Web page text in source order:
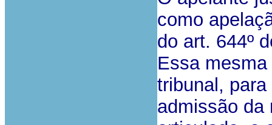
como
do art. 644º
Essa
tribunal,
admissão da